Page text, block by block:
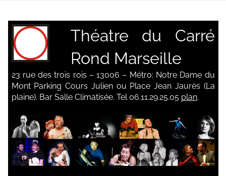
contenu
Théatre du Carré
Rond Marseille
23 rue des trois rois – 13006 – Métro: Notre Dame du
Mont Parking Cours Julien ou Place Jean Jaurès (La
plaine). Bar Salle Climatisée. Tel 06.11.29.25.05 plan.